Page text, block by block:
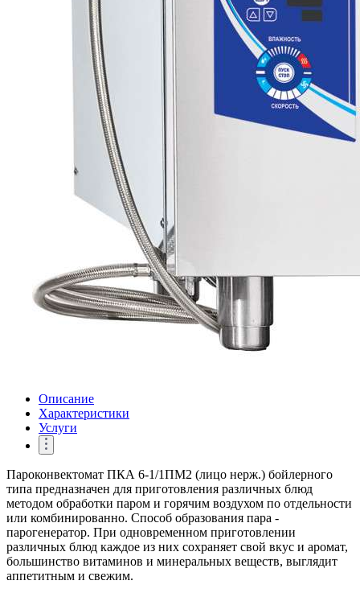
Описание
Характеристики
Услуги
Пароконвектомат ПКА 6-1/1ПМ2 (лицо нерж.) бойлерного
типа предназначен для приготовления различных блюд
методом обработки паром и горячим воздухом по отдельности
или комбинированно. Способ образования пара -
парогенератор. При одновременном приготовлении
различных блюд каждое из них сохраняет свой вкус и аромат,
большинство витаминов и минеральных веществ, выглядит
аппетитным и свежим.